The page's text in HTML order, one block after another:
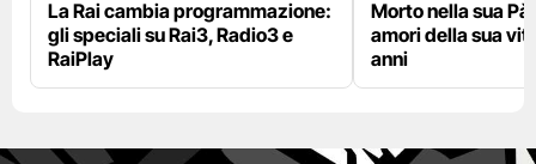
La Rai cambia programmazione:
gli speciali su Rai3, Radio3 e
RaiPlay
Morto nella sua
amori della sua
anni